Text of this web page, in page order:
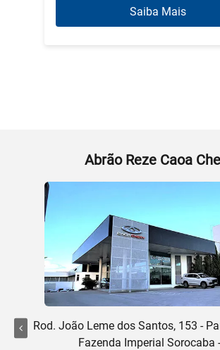
Saiba Mais
Abrão Reze Caoa
Rod. João Leme dos Santos, 153 -
Fazenda Imperial Sorocaba